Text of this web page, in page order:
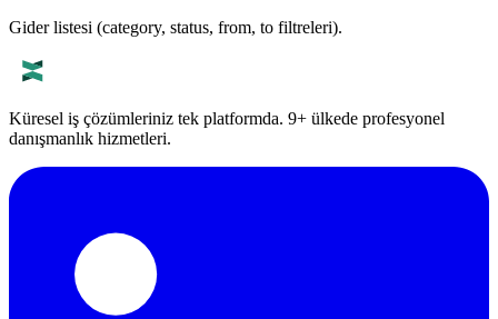
Gider listesi (category, status, from, to filtreleri).
Küresel iş çözümleriniz tek platformda. 9+ ülkede profesyonel
danışmanlık hizmetleri.